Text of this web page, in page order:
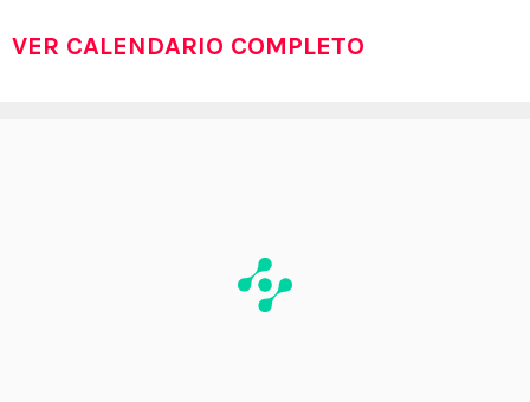
VER CALENDARIO COMPLETO